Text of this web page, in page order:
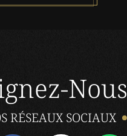
Nous
RÉSEAUX SOCIAUX